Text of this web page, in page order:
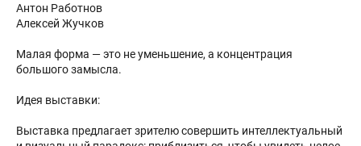
Антон Работнов
Алексей Жучков
Малая форма — это не уменьшение, а концентрация
большого замысла.
Идея выставки:
Выставка предлагает зрителю совершить интеллектуальный